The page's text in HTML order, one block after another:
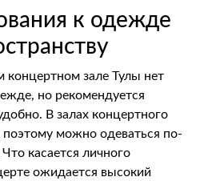
к одежде
концертном зале Тулы нет
но рекомендуется
В залах концертного
поэтому можно одеваться по-
касается личного
ожидается высокий